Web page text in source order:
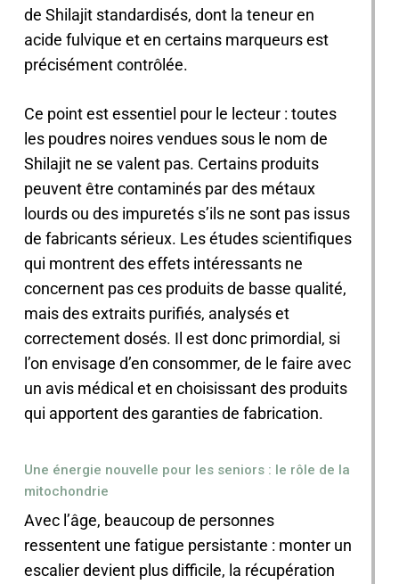
de Shilajit standardisés, dont la teneur en
acide fulvique et en certains marqueurs est
précisément contrôlée.
Ce point est essentiel pour le lecteur : toutes
les poudres noires vendues sous le nom de
Shilajit ne se valent pas. Certains produits
peuvent être contaminés par des métaux
lourds ou des impuretés s’ils ne sont pas issus
de fabricants sérieux. Les études scientifiques
qui montrent des effets intéressants ne
concernent pas ces produits de basse qualité,
mais des extraits purifiés, analysés et
correctement dosés. Il est donc primordial, si
l’on envisage d’en consommer, de le faire avec
un avis médical et en choisissant des produits
qui apportent des garanties de fabrication.
Une énergie nouvelle pour les seniors : le rôle de la
mitochondrie
Avec l’âge, beaucoup de personnes
ressentent une fatigue persistante : monter un
escalier devient plus difficile, la récupération